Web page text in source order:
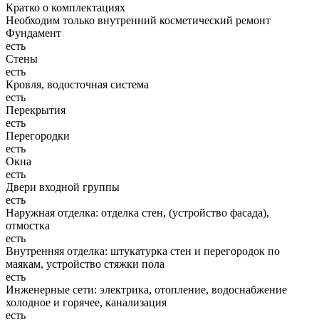
Кратко о комплектациях
Необходим только внутренний косметический ремонт
Фундамент
есть
Стены
есть
Кровля, водосточная система
есть
Перекрытия
есть
Перегородки
есть
Окна
есть
Двери входной группы
есть
Наружная отделка: отделка стен, (устройство фасада),
отмостка
есть
Внутренняя отделка: штукатурка стен и перегородок по
маякам, устройство стяжки пола
есть
Инженерные сети: электрика, отопление, водоснабжение
холодное и горячее, канализация
есть